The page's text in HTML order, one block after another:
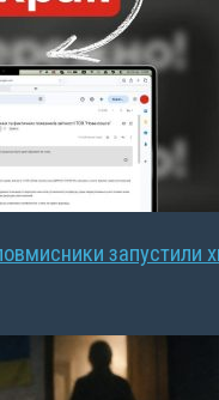
запустили